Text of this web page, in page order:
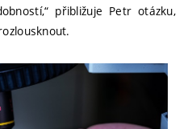
přibližuje Petr otázku,